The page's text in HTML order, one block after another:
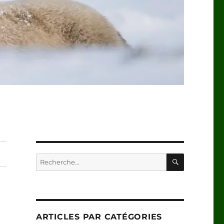
Recherche
pour :
ARTICLES PAR CATÉGORIES